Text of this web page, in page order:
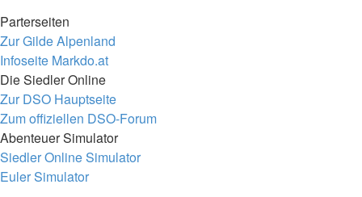
Parterseiten
Zur Gilde Alpenland
Infoseite Markdo.at
Die Siedler Online
Zur DSO Hauptseite
Zum offiziellen DSO-Forum
Abenteuer Simulator
Siedler Online Simulator
Euler Simulator